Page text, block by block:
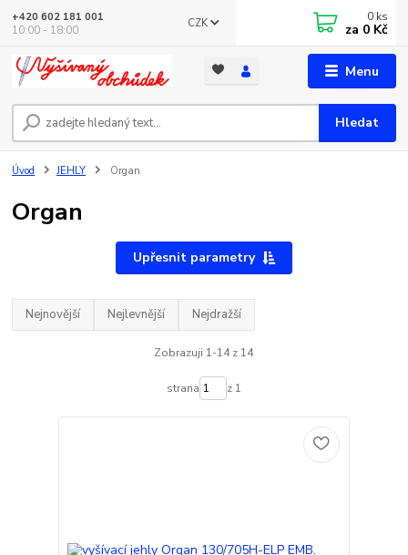
Menu
CZK
Hledat
+420 602 181 001
10:00 - 18:00
0 ks
za 0 Kč
Úvod JEHLY Organ
Organ
Upřesnit parametry
Nejnovější Nejlevnější Nejdražší
Zobrazuji 1-14 z 14
strana z 1